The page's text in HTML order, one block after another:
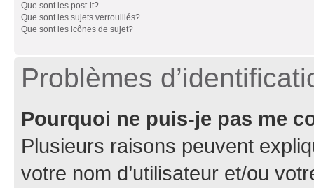
Que sont les post-it?
Que sont les sujets verrouillés?
Que sont les icônes de sujet?
Problèmes
Pourquoi ne puis-je pas me
Plusieurs raisons peuvent
votre nom d’utilisateur et/ou